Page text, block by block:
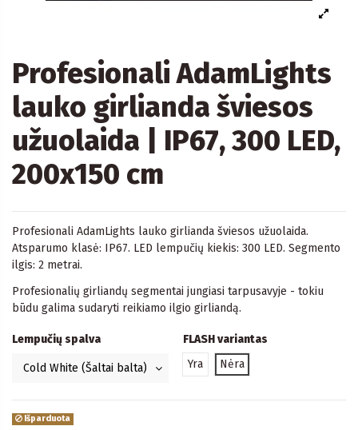
Profesionali AdamLights
lauko girlianda šviesos
užuolaida | IP67, 300 LED,
200x150 cm
Profesionali AdamLights lauko girlianda šviesos užuolaida.
Atsparumo klasė: IP67. LED lempučių kiekis: 300 LED. Segmento
ilgis: 2 metrai.
Profesionalių girliandų segmentai jungiasi tarpusavyje - tokiu
būdu galima sudaryti reikiamo ilgio girliandą.
Lempučių spalva
FLASH variantas
Yra
Nėra
Išparduota